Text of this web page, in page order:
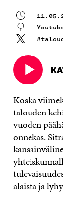
Avautuu
uudessa
ikkunassa
Koska
talouden
vuoden
onnekas.
alaista ja